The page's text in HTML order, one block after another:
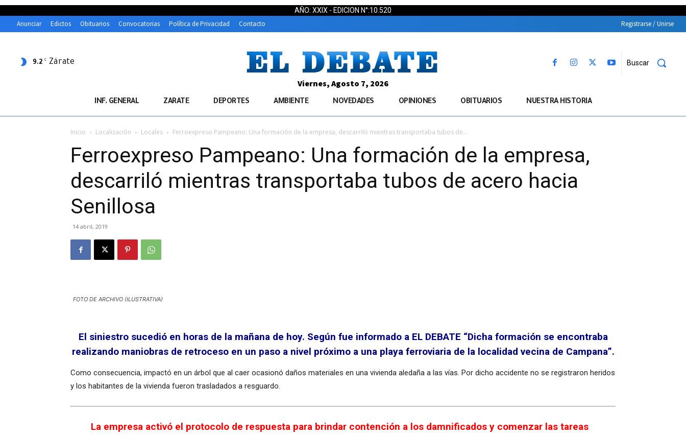
AÑO: XXIX - EDICION N°:10.520
Anunciar Edictos Obituarios Convocatorias Política de Privacidad Contacto Registrarse / Unirse
9.2 C Zárate Buscar
Viernes, Agosto 7, 2026
INF. GENERAL ZARATE DEPORTES AMBIENTE NOVEDADES OPINIONES OBITUARIOS NUESTRA HISTORIA
Inicio Localización Locales Ferroexpreso Pampeano: Una formación de la empresa, descarriló mientras transportaba tubos de...
Ferroexpreso Pampeano: Una formación de la empresa,
descarriló mientras transportaba tubos de acero hacia
Senillosa
14 abril, 2019
FOTO DE ARCHIVO (ILUSTRATIVA)
El siniestro sucedió en horas de la mañana de hoy. Según fue informado a EL DEBATE “Dicha formación se encontraba
realizando maniobras de retroceso en un paso a nivel próximo a una playa ferroviaria de la localidad vecina de Campana”.
Como consecuencia, impactó en un árbol que al caer ocasionó daños materiales en una vivienda aledaña a las vías. Por dicho accidente no se registraron heridos
y los habitantes de la vivienda fueron trasladados a resguardo.
La empresa activó el protocolo de respuesta para brindar contención a los damnificados y comenzar las tareas